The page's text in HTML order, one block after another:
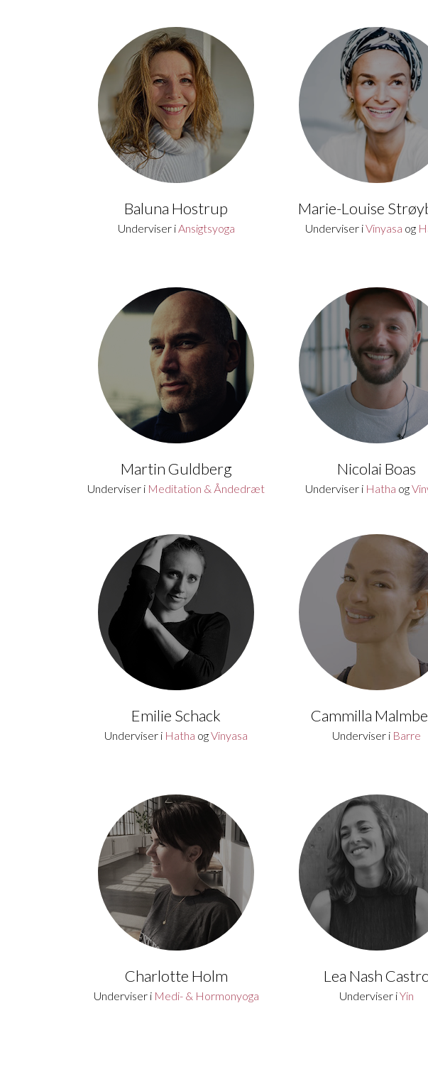
Baluna Hostrup
Underviser iAnsigtsyoga
Marie-Louise
Underviser iVinyasa og
Martin Guldberg
Underviser i Meditation & Åndedræt
Nicolai Boas
Underviser i Hatha og
Emilie Schack
Underviser i Hatha ogVinyasa
Cammilla
Underviser i Barre
Charlotte Holm
Underviser i Medi- & Hormonyoga
Lea Nash
Underviser iYin